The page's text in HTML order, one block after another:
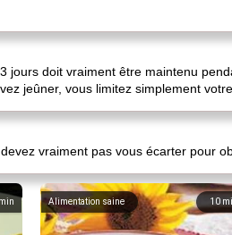
doit vraiment être maintenu
jeûner, vous limitez simplement
vraiment pas vous écarter pour
min 10
Alimentation saine